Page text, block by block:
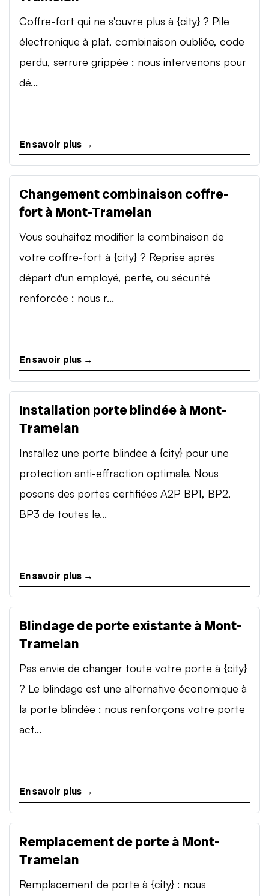
Coffre-fort qui ne s'ouvre plus à {city} ? Pile
électronique à plat, combinaison oubliée, code
perdu, serrure grippée : nous intervenons pour
dé...
En savoir plus →
Changement combinaison coffre-
fort à Mont-Tramelan
Vous souhaitez modifier la combinaison de
votre coffre-fort à {city} ? Reprise après
départ d'un employé, perte, ou sécurité
renforcée : nous r...
En savoir plus →
Installation porte blindée à Mont-
Tramelan
Installez une porte blindée à {city} pour une
protection anti-effraction optimale. Nous
posons des portes certifiées A2P BP1, BP2,
BP3 de toutes le...
En savoir plus →
Blindage de porte existante à Mont-
Tramelan
Pas envie de changer toute votre porte à {city}
? Le blindage est une alternative économique à
la porte blindée : nous renforçons votre porte
act...
En savoir plus →
Remplacement de porte à Mont-
Tramelan
Remplacement de porte à {city} : nous